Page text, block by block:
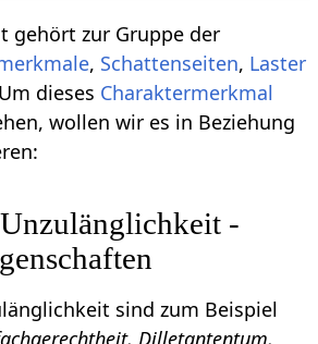
gehört zur Gruppe der
, Schattenseiten, Laster
dieses Charaktermerkmal
wollen wir es in Beziehung
-
sind zum Beispiel